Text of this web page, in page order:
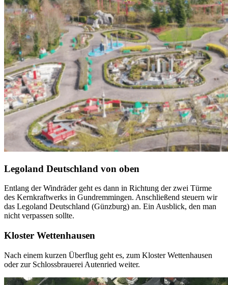
Legoland Deutschland von oben
Entlang der Windräder geht es dann in Richtung der zwei Türme
des Kernkraftwerks in Gundremmingen. Anschließend steuern wir
das Legoland Deutschland (Günzburg) an. Ein Ausblick, den man
nicht verpassen sollte.
Kloster Wettenhausen
Nach einem kurzen Überflug geht es, zum Kloster Wettenhausen
oder zur Schlossbrauerei Autenried weiter.